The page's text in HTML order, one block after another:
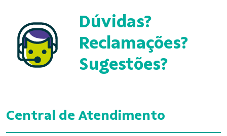
Dúvidas?
Reclamações?
Sugestões?
Central de Atendimento